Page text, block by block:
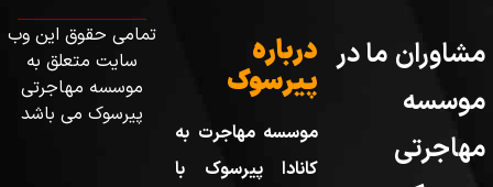
مشاوران ما در
موسسه
مهاجرتی
درباره
پیرسوک
موسسه مهاجرت به
کانادا پیرسوک با
تمامی حقوق این وب
سایت متعلق به
موسسه مهاجرتی
پیرسوک می باشد